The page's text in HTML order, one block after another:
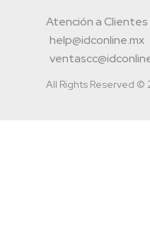
Atención a
help@idconline.mx
All Rights Reserved ©